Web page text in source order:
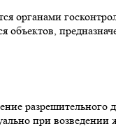
органами
объектов,
при